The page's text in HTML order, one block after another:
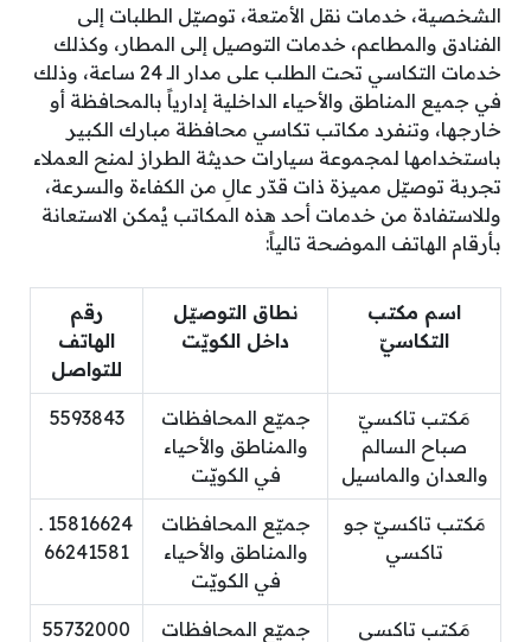
الشخصية، خدمات نقل الأمتعة، توصيّل الطلبات إلى
الفنادق والمطاعم، خدمات التوصيل إلى المطار، وكذلك
خدمات التكاسي تحت الطلب على مدار الـ 24 ساعة، وذلك
في جميع المناطق والأحياء الداخلية إدارياً بالمحافظة أو
خارجها، وتنفرد مكاتب تكاسي محافظة مبارك الكبير
باستخدامها لمجموعة سيارات حديثة الطراز لمنح العملاء
تجربة توصيّل مميزة ذات قدّر عالِ من الكفاءة والسرعة،
وللاستفادة من خدمات أحد هذه المكاتب يُمكن الاستعانة
بأرقام الهاتف الموضحة تالياً:
اسم مكتب
التكاسيّ
نطاق التوصيّل
داخل الكويّت
رقم
الهاتف
للتواصل
مَكتب تاكسيّ
صباح السالم
والعدان والماسيل
جميّع المحافظات
والمناطق والأحياء
في الكويّت
5593843
مَكتب تاكسيّ جو
تاكسي
جميّع المحافظات
والمناطق والأحياء
في الكويّت
15816624 ـ
66241581
مَكتب تاكسي
جميّع المحافظات
55732000